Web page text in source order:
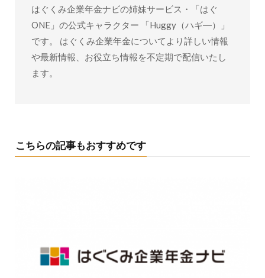
はぐくみ企業年金ナビの姉妹サービス・「はぐ
ONE」の公式キャラクター 「Huggy（ハギ―）」
です。 はぐくみ企業年金についてより詳しい情報
や最新情報、お役立ち情報を不定期で配信いたし
ます。
こちらの記事もおすすめです